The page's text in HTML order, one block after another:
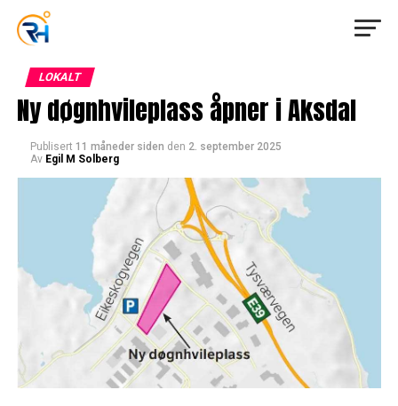
LOKALT
Ny døgnhvileplass åpner i Aksdal
Publisert 11 måneder siden den 2. september 2025
Av Egil M Solberg